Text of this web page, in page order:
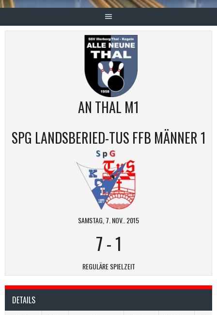
AN THAL M1
SPG LANDSBERIED-TUS FFB MÄNNER 1
SAMSTAG, 7. NOV.. 2015
7-1
REGULÄRE SPIELZEIT
DETAILS